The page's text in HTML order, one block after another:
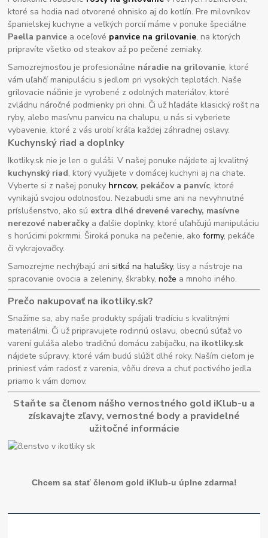
ktoré sa hodia nad otvorené ohnisko aj do kotlín. Pre milovníkov
španielskej kuchyne a veľkých porcií máme v ponuke špeciálne
Paella panvice a oceľové panvice na grilovanie, na ktorých
pripravíte všetko od steakov až po pečené zemiaky.
Samozrejmosťou je profesionálne náradie na grilovanie, ktoré
vám uľahčí manipuláciu s jedlom pri vysokých teplotách. Naše
grilovacie náčinie je vyrobené z odolných materiálov, ktoré
zvládnu náročné podmienky pri ohni. Či už hľadáte klasický rošt na
ryby, alebo masívnu panvicu na chalupu, u nás si vyberiete
vybavenie, ktoré z vás urobí kráľa každej záhradnej oslavy.
Kuchynský riad a doplnky
Ikotliky.sk nie je len o guláši. V našej ponuke nájdete aj kvalitný
kuchynský riad, ktorý využijete v domácej kuchyni aj na chate.
Vyberte si z našej ponuky hrncov, pekáčov a panvíc, ktoré
vynikajú svojou odolnosťou. Nezabudli sme ani na nevyhnutné
príslušenstvo, ako sú extra dlhé drevené varechy, masívne
nerezové naberačkya ďalšie doplnky, ktoré uľahčujú manipuláciu
s horúcimi pokrmmi. Široká ponuka na pečenie, akoformy, pekáče
či vykrajovačky.
Samozrejme nechýbajú anisitká na halušky, lisy a nástroje na
spracovanie ovocia a zeleniny, škrabky,nože a mnoho iného.
Prečo nakupovať na ikotliky.sk?
Snažíme sa, aby naše produkty spájali tradíciu s kvalitnými
materiálmi. Či už pripravujete rodinnú oslavu, obecnú súťaž vo
varení guláša alebo tradičnú domácu zabíjačku, na ikotliky.sk
nájdete súpravy, ktoré vám budú slúžiť dlhé roky. Naším cieľom je
priniesť vám radosť z varenia, vôňu dreva a chuť poctivého jedla
priamo k vám domov.
Staňte sa členom nášho vernostného gold iKlub-u a
získavajte zľavy, vernostné body a pravidelné
užitočné informácie
Chcem sa stať členom gold iKlub-u úplne zdarma!